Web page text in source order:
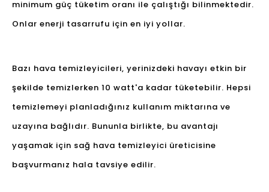
minimum güç tüketim oranı ile çalıştığı bilinmektedir.
Onlar enerji tasarrufu için en iyi yollar.
Bazı hava temizleyicileri, yerinizdeki havayı etkin bir
şekilde temizlerken 10 watt'a kadar tüketebilir. Hepsi
temizlemeyi planladığınız kullanım miktarına ve
uzayına bağlıdır. Bununla birlikte, bu avantajı
yaşamak için sağ hava temizleyici üreticisine
başvurmanız hala tavsiye edilir.